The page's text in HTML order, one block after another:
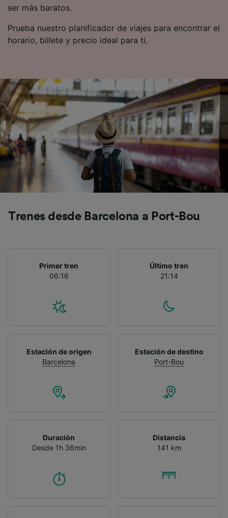
ser más baratos.
Prueba nuestro planificador de viajes para encontrar el
horario, billete y precio ideal para ti.
Trenes desde Barcelona a Port-Bou
Primer tren
06:16
Último tren
21:14
Estación de origen
Barcelona
Estación de destino
Port-Bou
Duración
Desde 1h 36min
Distancia
141 km
precisa. Analizar activamente las
identificación. Almacenar la información en un
dispositivo y/o acceder a ella. Publicidad y
contenido personalizados, medición de
Lista de asociados (proveedores)